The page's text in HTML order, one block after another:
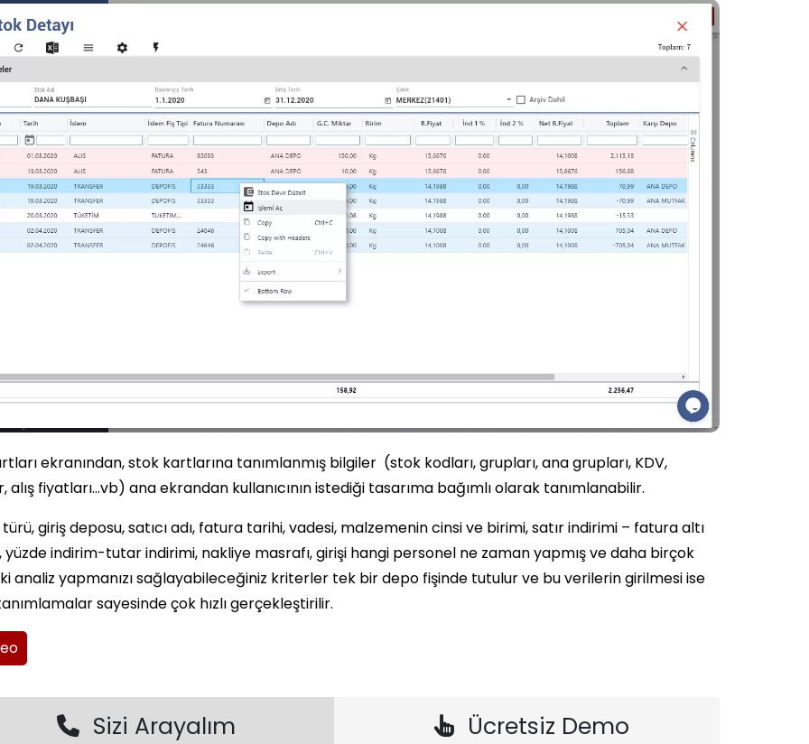
ekranından, stok kartlarına tanımlanmış bilgiler (stok kodları, grupları, ana grupları, KDV,
alış fiyatları…vb) ana ekrandan kullanıcının istediği tasarıma bağımlı olarak tanımlanabilir.
giriş deposu, satıcı adı, fatura tarihi, vadesi, malzemenin cinsi ve birimi, satır indirimi – fatura altı
yüzde indirim-tutar indirimi, nakliye masrafı, girişi hangi personel ne zaman yapmış ve daha birçok
analiz yapmanızı sağlayabileceğiniz kriterler tek bir depo fişinde tutulur ve bu verilerin girilmesi ise
sayesinde çok hızlı gerçekleştirilir.
Sizi Arayalım Ücretsiz Demo